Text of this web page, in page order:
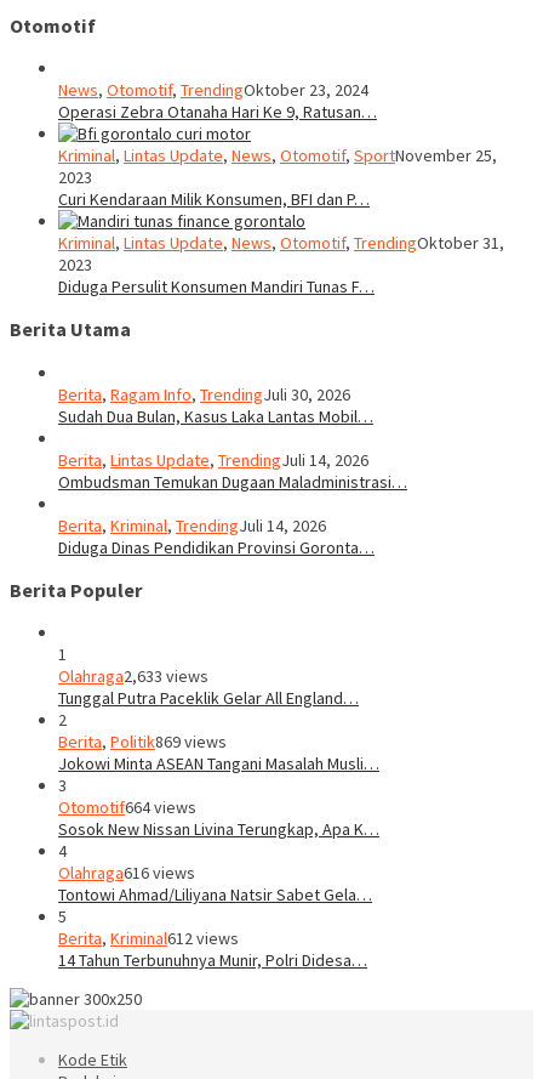
Otomotif
News, Otomotif, TrendingOktober 23, 2024
Operasi Zebra Otanaha Hari Ke 9, Ratusan…
Kriminal, Lintas Update, News, Otomotif, SportNovember 25,
2023
Curi Kendaraan Milik Konsumen, BFI dan P…
Kriminal, Lintas Update, News, Otomotif, TrendingOktober 31,
2023
Diduga Persulit Konsumen Mandiri Tunas F…
Berita Utama
Berita, Ragam Info, TrendingJuli 30, 2026
Sudah Dua Bulan, Kasus Laka Lantas Mobil…
Berita, Lintas Update, TrendingJuli 14, 2026
Ombudsman Temukan Dugaan Maladministrasi…
Berita, Kriminal, TrendingJuli 14, 2026
Diduga Dinas Pendidikan Provinsi Goronta…
Berita Populer
1
Olahraga2,633 views
Tunggal Putra Paceklik Gelar All England…
2
Berita, Politik869 views
Jokowi Minta ASEAN Tangani Masalah Musli…
3
Otomotif664 views
Sosok New Nissan Livina Terungkap, Apa K…
4
Olahraga616 views
Tontowi Ahmad/Liliyana Natsir Sabet Gela…
5
Berita, Kriminal612 views
14 Tahun Terbunuhnya Munir, Polri Didesa…
Kode Etik